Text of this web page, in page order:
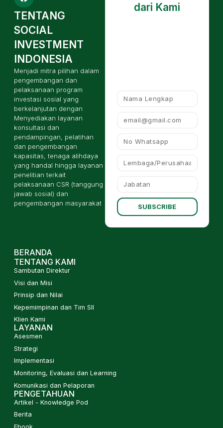
TENTANG
SOCIAL
INVESTMENT
INDONESIA
Menjadi mitra pilihan dalam
pengembangan dan
pelaksanaan program
investasi sosial yang
berkelanjutan dengan
Menyediakan layanan
konsultasi dan
pendampingan, pelatihan
dan pengembangan
kapasitas, tenaga alihdaya
yang handal hingga layanan
penelitian terkait
pelaksanaan CSR (tanggung
jawab sosial) dan
pengembangan masyarakat
dari Kami
SUBSCRIBE
BERANDA
TENTANG KAMI
Sambutan Direktur
Visi dan Misi
Prinsip dan Nilai
Kepemimpinan dan Tim SII
Klien Kami
LAYANAN
Asesmen
Strategi
Implementasi
Monitoring, Evaluasi dan Learning
Komunikasi dan Pelaporan
PENGETAHUAN
Artikel - Knowledge Pod
Berita